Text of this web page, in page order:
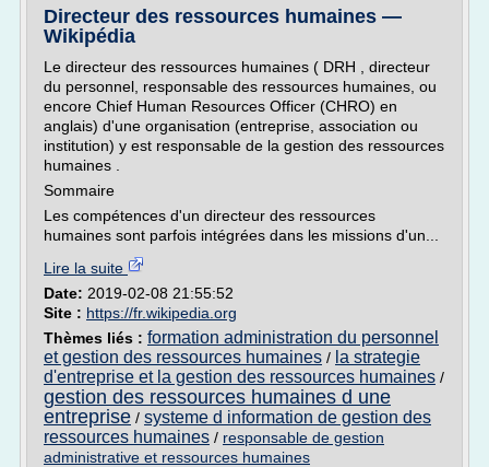
Directeur des ressources humaines —
Wikipédia
Le directeur des ressources humaines ( DRH , directeur
du personnel, responsable des ressources humaines, ou
encore Chief Human Resources Officer (CHRO) en
anglais) d'une organisation (entreprise, association ou
institution) y est responsable de la gestion des ressources
humaines .
Sommaire
Les compétences d'un directeur des ressources
humaines sont parfois intégrées dans les missions d'un...
Lire la suite
Date: 2019-02-08 21:55:52
Site : https://fr.wikipedia.org
Thèmes liés : formation administration du personnel
et gestion des ressources humaines / la strategie
d'entreprise et la gestion des ressources humaines /
gestion des ressources humaines d une
entreprise / systeme d information de gestion des
ressources humaines / responsable de gestion
administrative et ressources humaines